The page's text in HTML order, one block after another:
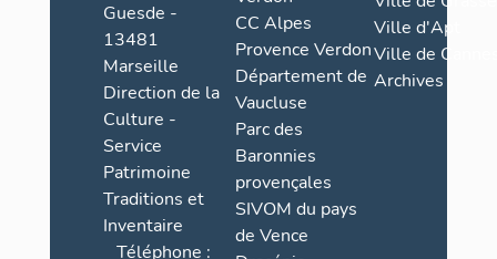
Guesde -
13481
Marseille
Direction de la
Culture -
Service
Patrimoine
Traditions et
Inventaire
Téléphone :
CC Alpes
Provence Verdon
Département de
Vaucluse
Parc des
Baronnies
provençales
SIVOM du pays
de Vence
Ville d'Apt
Ville de
Archives